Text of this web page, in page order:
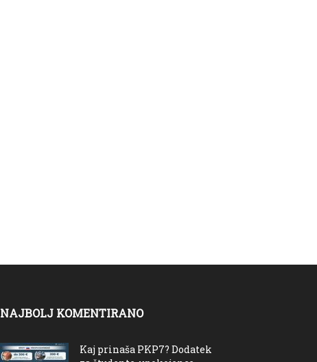
NAJBOLJ KOMENTIRANO
Kaj prinaša PKP7? Dodatek